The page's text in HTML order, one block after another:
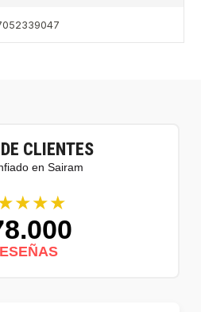
CLIENTES
en Sairam